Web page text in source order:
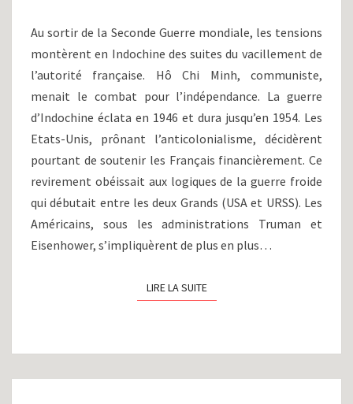
Au sortir de la Seconde Guerre mondiale, les tensions
montèrent en Indochine des suites du vacillement de
l’autorité française. Hô Chi Minh, communiste,
menait le combat pour l’indépendance. La guerre
d’Indochine éclata en 1946 et dura jusqu’en 1954. Les
Etats-Unis, prônant l’anticolonialisme, décidèrent
pourtant de soutenir les Français financièrement. Ce
revirement obéissait aux logiques de la guerre froide
qui débutait entre les deux Grands (USA et URSS). Les
Américains, sous les administrations Truman et
Eisenhower, s’impliquèrent de plus en plus…
LIRE LA SUITELIRE LA SUITE